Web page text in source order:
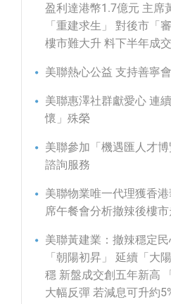
盈利達港幣1.7億元 主席
「重建求生」 對後市「
樓市難大升 料下半年成
美聯熱心公益 支持善寧
美聯惠澤社群獻愛心 連
懷」殊榮
美聯參加「機遇匯人才
諮詢服務
美聯物業唯一代理獲香
席午餐會分析撤辣後樓
美聯黃建業：撤辣穩定
「朝陽初昇」 延續「大
穩 新盤成交創五年新高
大幅反彈 若減息可升約